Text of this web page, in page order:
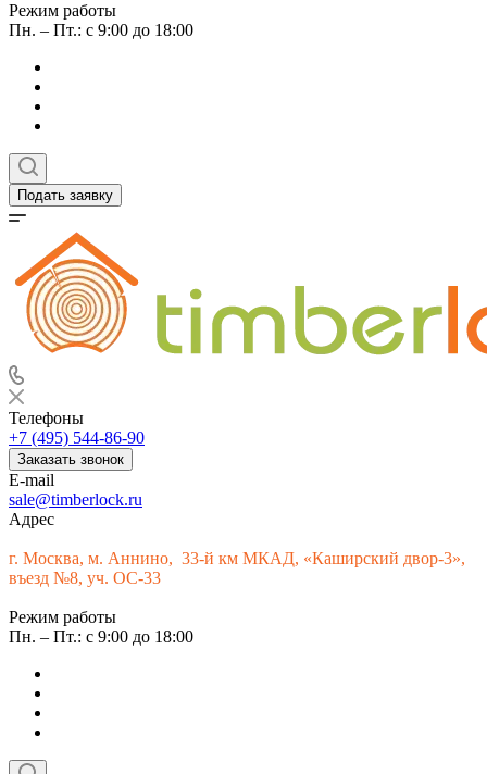
Режим работы
Пн. – Пт.: с 9:00 до 18:00
Подать заявку
Телефоны
+7 (495) 544-86-90
Заказать звонок
E-mail
sale@timberlock.ru
Адрес
г. Москва, м. Аннино, 33-й км МКАД, «Каширский двор-3»,
въезд №8, уч. ОС-33
Режим работы
Пн. – Пт.: с 9:00 до 18:00